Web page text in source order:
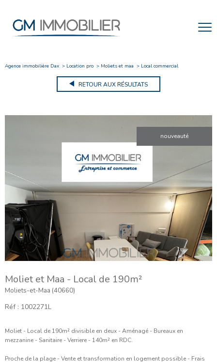
Agence immobilière Dax Location pro Moliets et maa Local commercial
RETOUR AUX RÉSULTATS
nouveauté
Moliet et Maa - Local de 190m²
Moliets-et-Maa (40660)
Réf : 1002271L
Moliet - Local de 190m² divisible en deux - Aménagé - Bureaux en
mezzanine - Sanitaire - Verriere - 140m² en RDC.
Proche de la plage - Vente et transformation en logement possible - Frais